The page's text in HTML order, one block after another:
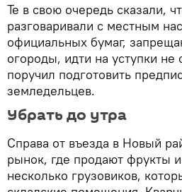
Те в свою очередь сказали,
разговаривали с местным
официальных бумаг,
огороды, идти на уступки не
поручил подготовить
земледельцев.
Убрать до утра
Справа от въезда в Новый
рынок, где продают фрукты
несколько грузовиков,